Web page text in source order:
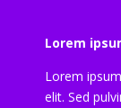
Lorem
Lorem
elit. Sed